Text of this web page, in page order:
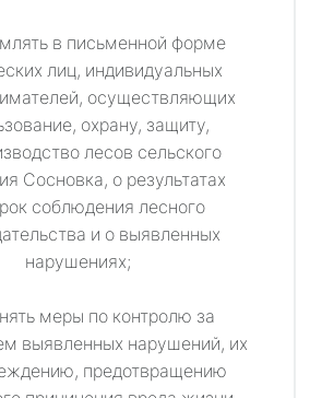
в письменной форме
лиц, индивидуальных
осуществляющих
охрану, защиту,
лесов сельского
Сосновка, о результатах
соблюдения лесного
и о выявленных
нарушениях;
меры по контролю за
выявленных нарушений, их
предотвращению